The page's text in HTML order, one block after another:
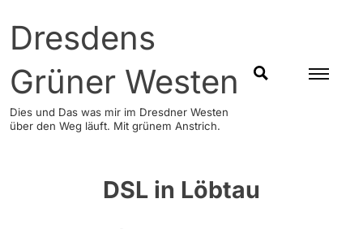
content
Dresdens
Grüner Westen
Dies und Das was mir im Dresdner Westen
über den Weg läuft. Mit grünem Anstrich.
SUCHEN
DSL in Löbtau